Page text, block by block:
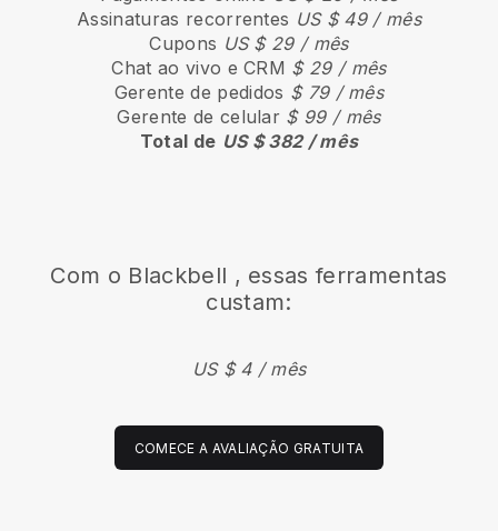
Assinaturas recorrentes US $ 49 / mês
Cupons US $ 29 / mês
Chat ao vivo e CRM $ 29 / mês
Gerente de pedidos $ 79 / mês
Gerente de celular $ 99 / mês
Total de US $ 382 / mês
Com o Blackbell , essas ferramentas
custam:
US $ 4 / mês
COMECE A AVALIAÇÃO GRATUITA